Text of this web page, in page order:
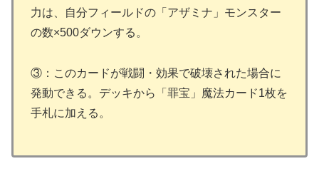
力は、自分フィールドの「アザミナ」モンスター
の数×500ダウンする。
③：このカードが戦闘・効果で破壊された場合に
発動できる。デッキから「罪宝」魔法カード1枚を
手札に加える。